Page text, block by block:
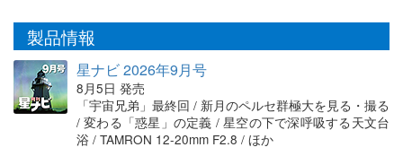
製品情報
星ナビ 2026年9月号
8月5日 発売
「宇宙兄弟」最終回 / 新月のペルセ群極大を見る・撮る
/ 変わる「惑星」の定義 / 星空の下で深呼吸する天文台
浴 / TAMRON 12-20mm F2.8 / ほか